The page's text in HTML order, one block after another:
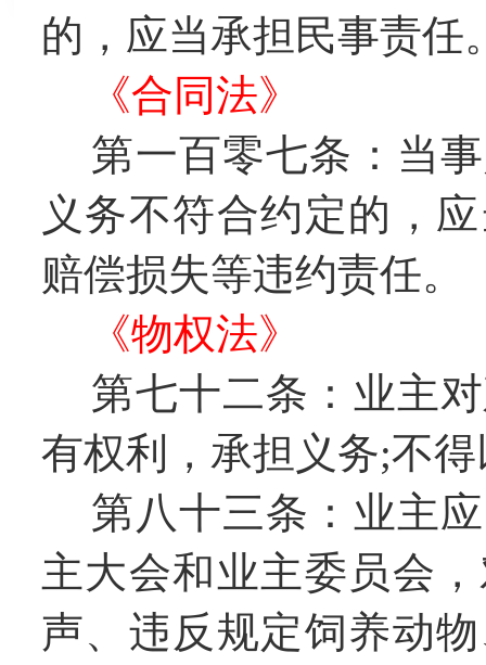
的，应当承担民事责任
《合同法》
第一百零七条：当
义务不符合约定的，
赔偿损失等违约责任。
《物权法》
第七十二条：业主
有权利，承担义务;不
第八十三条：业主
主大会和业主委员会
声、违反规定饲养动